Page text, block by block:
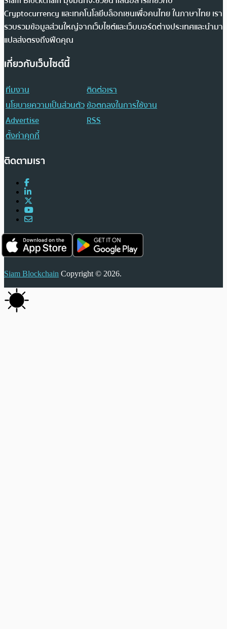
Cryptocurrency และเทคโนโลยีบล็อกเชนเพื่อคนไทย ในภาษาไทย เรา
รวบรวมข้อมูลส่วนใหญ่จากเว็บไซต์และเว็บบอร์ดต่างประเทศและนำมา
แปลส่งตรงถึงฟีดคุณ
เกี่ยวกับเว็บไซต์นี้
ทีมงาน
ติดต่อเรา
นโยบายความเป็นส่วนตัวข้อตกลงในการใช้งาน
Advertise
RSS
ตั้งค่าคุกกี้
ติดตามเรา
Siam Blockchain Copyright © 2026.